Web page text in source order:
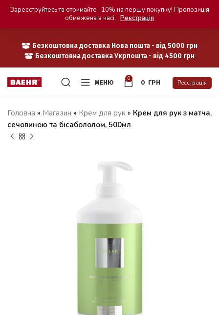
Безкоштовна доставка Нова пошта - від 5000 грн
Безкоштовна доставка Укрпошта - від 4500 грн
МЕНЮ
0
0 ГРН Реєстрація
Головна » Магазин » Крем для рук » Крем для рук з матча,
сечовиною та бісабололом, 500мл
Зареєструйтесь та отримайте -10% на першу покупку! Пропозиція
обмежена в часі. Реєстрація